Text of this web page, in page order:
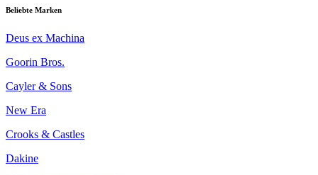
Beliebte Marken
Deus ex Machina
Goorin Bros.
Cayler & Sons
New Era
Crooks & Castles
Dakine